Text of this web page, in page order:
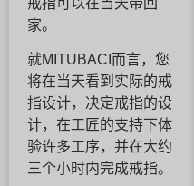
家。
就MITUBACI而言，您
将在当天看到实际的戒
指设计，决定戒指的设
计，在工匠的支持下体
验许多工序，并在大约
三个小时内完成戒指。